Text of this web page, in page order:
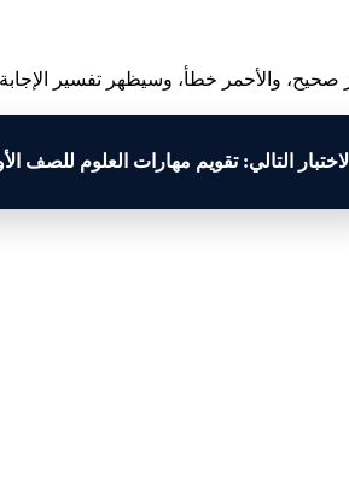
صحيح، والأحمر خطأ، وسيظهر تفسير
الاختبار التالي: تقويم مهارات العلوم للصف